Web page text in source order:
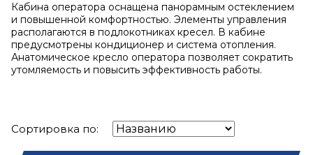
Кабина оператора оснащена панорамным остеклением
и повышенной комфортностью. Элементы управления
располагаются в подлокотниках кресел. В кабине
предусмотрены кондиционер и система отопления.
Анатомическое кресло оператора позволяет сократить
утомляемость и повысить эффективность работы.
Сортировка по: